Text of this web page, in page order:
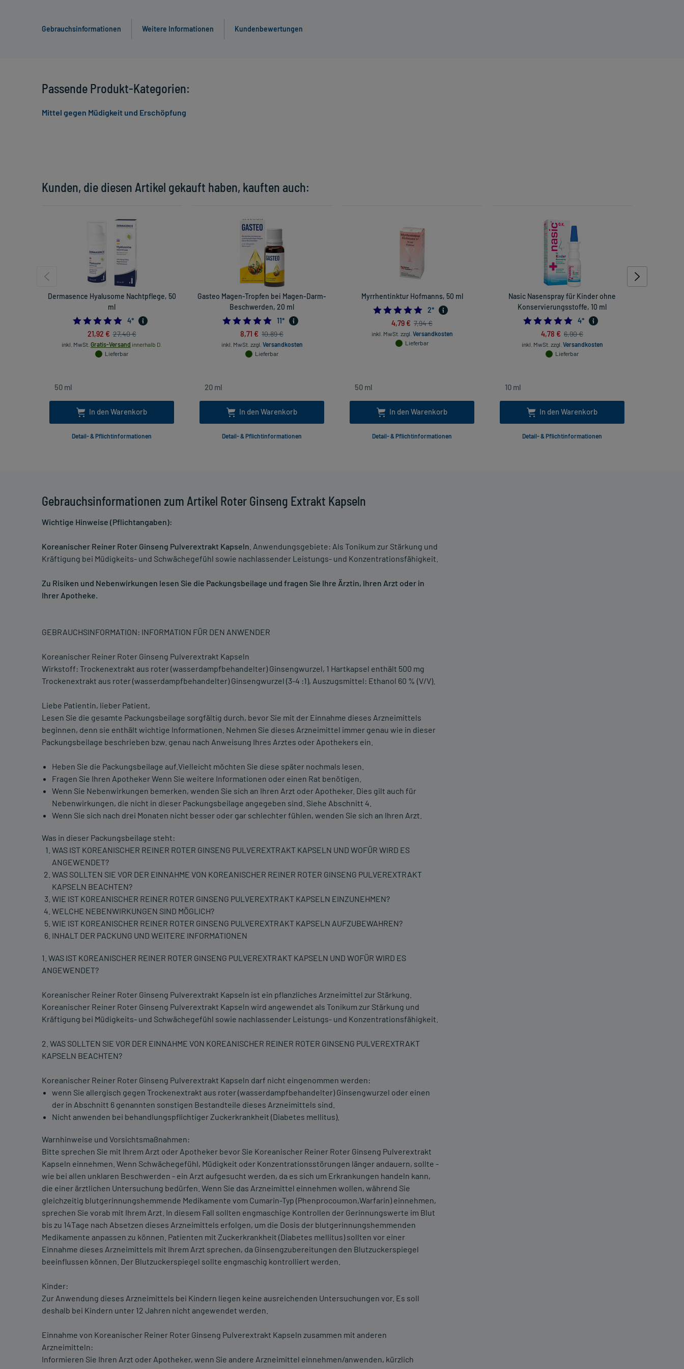
Gebrauchsinformationen Weitere Informationen Kundenbewertungen
Gebrauchsinformationen zum Artikel Roter Ginseng Extrakt Kapseln
Wichtige Hinweise (Pflichtangaben):
Koreanischer Reiner Roter Ginseng Pulverextrakt Kapseln . Anwendungsgebiete: Als Tonikum zur Stärkung und
Kräftigung bei Müdigkeits- und Schwächegefühl sowie nachlassender Leistungs- und Konzentrationsfähigkeit.
Zu Risiken und Nebenwirkungen lesen Sie die Packungsbeilage und fragen Sie Ihre Ärztin, Ihren Arzt oder in
Ihrer Apotheke.
GEBRAUCHSINFORMATION: INFORMATION FÜR DEN ANWENDER
Koreanischer Reiner Roter Ginseng Pulverextrakt Kapseln
Wirkstoff: Trockenextrakt aus roter (wasserdampfbehandelter) Ginsengwurzel, 1 Hartkapsel enthält 500 mg
Trockenextrakt aus roter (wasserdampfbehandelter) Ginsengwurzel (3-4 :1), Auszugsmittel: Ethanol 60 % (V/V).
Liebe Patientin, lieber Patient,
Lesen Sie die gesamte Packungsbeilage sorgfältig durch, bevor Sie mit der Einnahme dieses Arzneimittels
beginnen, denn sie enthält wichtige Informationen. Nehmen Sie dieses Arzneimittel immer genau wie in dieser
Packungsbeilage beschrieben bzw. genau nach Anweisung Ihres Arztes oder Apothekers ein.
Heben Sie die Packungsbeilage auf.Vielleicht möchten Sie diese später nochmals lesen.
Fragen Sie Ihren Apotheker Wenn Sie weitere Informationen oder einen Rat benötigen.
Wenn Sie Nebenwirkungen bemerken, wenden Sie sich an Ihren Arzt oder Apotheker. Dies gilt auch für
Nebenwirkungen, die nicht in dieser Packungsbeilage angegeben sind. Siehe Abschnitt 4.
Wenn Sie sich nach drei Monaten nicht besser oder gar schlechter fühlen, wenden Sie sich an Ihren Arzt.
Was in dieser Packungsbeilage steht:
WAS IST KOREANISCHER REINER ROTER GINSENG PULVEREXTRAKT KAPSELN UND WOFÜR WIRD ES
ANGEWENDET?
WAS SOLLTEN SIE VOR DER EINNAHME VON KOREANISCHER REINER ROTER GINSENG PULVEREXTRAKT
KAPSELN BEACHTEN?
WIE IST KOREANISCHER REINER ROTER GINSENG PULVEREXTRAKT KAPSELN EINZUNEHMEN?
WELCHE NEBENWIRKUNGEN SIND MÖGLICH?
WIE IST KOREANISCHER REINER ROTER GINSENG PULVEREXTRAKT KAPSELN AUFZUBEWAHREN?
INHALT DER PACKUNG UND WEITERE INFORMATIONEN
1. WAS IST KOREANISCHER REINER ROTER GINSENG PULVEREXTRAKT KAPSELN UND WOFÜR WIRD ES
ANGEWENDET?
Koreanischer Reiner Roter Ginseng Pulverextrakt Kapseln ist ein pflanzliches Arzneimittel zur Stärkung.
Koreanischer Reiner Roter Ginseng Pulverextrakt Kapseln wird angewendet als Tonikum zur Stärkung und
Kräftigung bei Müdigkeits- und Schwächegefühl sowie nachlassender Leistungs- und Konzentrationsfähigkeit.
2. WAS SOLLTEN SIE VOR DER EINNAHME VON KOREANISCHER REINER ROTER GINSENG PULVEREXTRAKT
KAPSELN BEACHTEN?
Koreanischer Reiner Roter Ginseng Pulverextrakt Kapseln darf nicht eingenommen werden:
wenn Sie allergisch gegen Trockenextrakt aus roter (wasserdampfbehandelter) Ginsengwurzel oder einen
der in Abschnitt 6 genannten sonstigen Bestandteile dieses Arzneimittels sind.
Nicht anwenden bei behandlungspflichtiger Zuckerkrankheit (Diabetes mellitus).
Warnhinweise und Vorsichtsmaßnahmen:
Bitte sprechen Sie mit Ihrem Arzt oder Apotheker bevor Sie Koreanischer Reiner Roter Ginseng Pulverextrakt
Kapseln einnehmen. Wenn Schwächegefühl, Müdigkeit oder Konzentrationsstörungen länger andauern, sollte -
wie bei allen unklaren Beschwerden - ein Arzt aufgesucht werden, da es sich um Erkrankungen handeln kann,
die einer ärztlichen Untersuchung bedürfen. Wenn Sie das Arzneimittel einnehmen wollen, während Sie
gleichzeitig blutgerinnungshemmende Medikamente vom Cumarin-Typ (Phenprocoumon,Warfarin) einnehmen,
sprechen Sie vorab mit Ihrem Arzt. In diesem Fall sollten engmaschige Kontrollen der Gerinnungswerte im Blut
bis zu 14Tage nach Absetzen dieses Arzneimittels erfolgen, um die Dosis der blutgerinnungshemmenden
Medikamente anpassen zu können. Patienten mit Zuckerkrankheit (Diabetes mellitus) sollten vor einer
Einnahme dieses Arzneimittels mit Ihrem Arzt sprechen, da Ginsengzubereitungen den Blutzuckerspiegel
beeinflussen können. Der Blutzuckerspiegel sollte engmaschig kontrolliert werden.
Kinder:
Zur Anwendung dieses Arzneimittels bei Kindern liegen keine ausreichenden Untersuchungen vor. Es soll
deshalb bei Kindern unter 12 Jahren nicht angewendet werden.
Einnahme von Koreanischer Reiner Roter Ginseng Pulverextrakt Kapseln zusammen mit anderen
Arzneimitteln:
Informieren Sie Ihren Arzt oder Apotheker, wenn Sie andere Arzneimittel einnehmen/anwenden, kürzlich
Kunden, die diesen Artikel gekauft haben, kauften auch:
Dermasence Hyalusome Nachtpflege, 50
ml
4.75
4*
21,92 € 27,40 €
inkl. MwSt. Gratis-Versand innerhalb D.
Lieferbar
In den Warenkorb
Detail- & Pflichtinformationen
Gasteo Magen-Tropfen bei Magen-Darm-
Beschwerden, 20 ml
5.0
11*
8,71 € 10,89 €
inkl. MwSt. zzgl. Versandkosten
Lieferbar
In den Warenkorb
Detail- & Pflichtinformationen
Myrrhentinktur Hofmanns, 50 ml
5.0
2*
4,79 € 7,94 €
inkl. MwSt. zzgl. Versandkosten
Lieferbar
In den Warenkorb
Detail- & Pflichtinformationen
Nasic Nasenspray für Kinder ohne
Konservierungsstoffe, 10 ml
5.0
4*
4,78 € 6,90 €
inkl. MwSt. zzgl. Versandkosten
Lieferbar
In den Warenkorb
Detail- & Pflichtinformationen
Passende Produkt-Kategorien:
Mittel gegen Müdigkeit und Erschöpfung